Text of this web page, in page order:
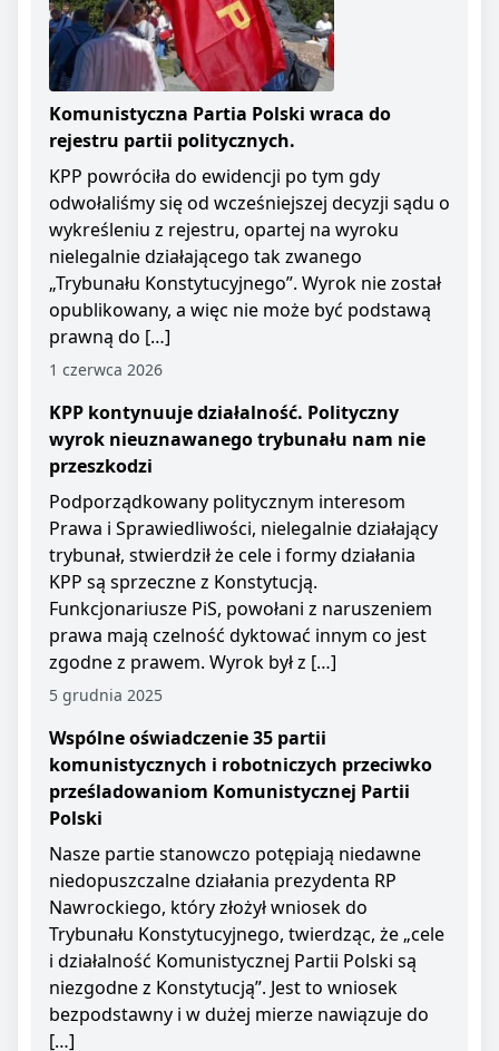
Komunistyczna Partia Polski wraca do
rejestru partii politycznych.
KPP powróciła do ewidencji po tym gdy
odwołaliśmy się od wcześniejszej decyzji sądu o
wykreśleniu z rejestru, opartej na wyroku
nielegalnie działającego tak zwanego
„Trybunału Konstytucyjnego”. Wyrok nie został
opublikowany, a więc nie może być podstawą
prawną do […]
1 czerwca 2026
KPP kontynuuje działalność. Polityczny
wyrok nieuznawanego trybunału nam nie
przeszkodzi
Podporządkowany politycznym interesom
Prawa i Sprawiedliwości, nielegalnie działający
trybunał, stwierdził że cele i formy działania
KPP są sprzeczne z Konstytucją.
Funkcjonariusze PiS, powołani z naruszeniem
prawa mają czelność dyktować innym co jest
zgodne z prawem. Wyrok był z […]
5 grudnia 2025
Wspólne oświadczenie 35 partii
komunistycznych i robotniczych przeciwko
prześladowaniom Komunistycznej Partii
Polski
Nasze partie stanowczo potępiają niedawne
niedopuszczalne działania prezydenta RP
Nawrockiego, który złożył wniosek do
Trybunału Konstytucyjnego, twierdząc, że „cele
i działalność Komunistycznej Partii Polski są
niezgodne z Konstytucją”. Jest to wniosek
bezpodstawny i w dużej mierze nawiązuje do
[…]